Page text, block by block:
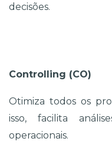
decisões.
Controlling (CO)
Otimiza todos os
isso, facilita
operacionais.